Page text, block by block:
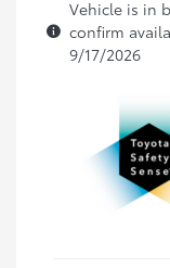
Vehicle is in
confirm
9/17/2026